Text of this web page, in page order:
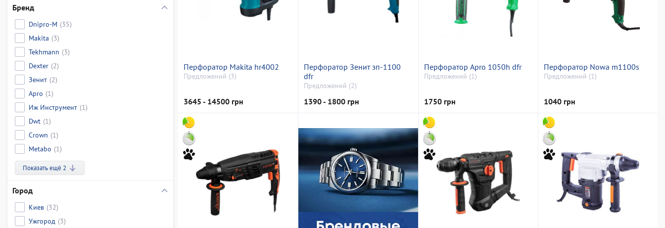
Бренд
Dnipro-M (35)
Makita (3)
Tekhmann (3)
Dexter (2)
Зенит (2)
Apro (1)
Иж Инструмент (1)
Dwt (1)
Crown (1)
Metabo (1)
Показать ещё 2
Город
Киев (32)
Ужгород (3)
Перфоратор Makita hr4002
Предложений (3)
3645 - 14500 грн
Перфоратор Зенит зп-1100
dfr
Предложений (2)
1390 - 1800 грн
Перфоратор Apro 1050h dfr
Предложений (1)
1750 грн
Перфоратор Nowa m1100s
Предложений (1)
1040 грн